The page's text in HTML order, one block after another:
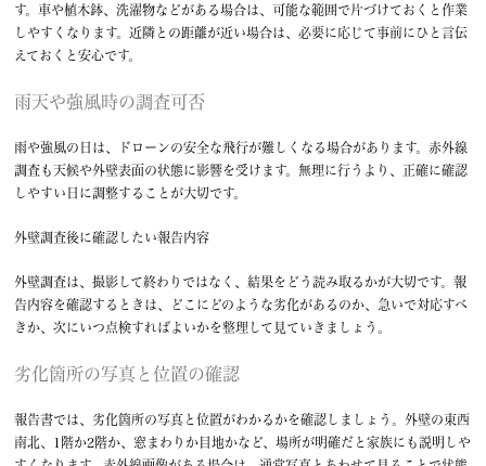
す。車や植木鉢、洗濯物などがある場合は、可能な範囲で片づけておくと作業
しやすくなります。近隣との距離が近い場合は、必要に応じて事前にひと言伝
えておくと安心です。
雨天や強風時の調査可否
雨や強風の日は、ドローンの安全な飛行が難しくなる場合があります。赤外線
調査も天候や外壁表面の状態に影響を受けます。無理に行うより、正確に確認
しやすい日に調整することが大切です。
外壁調査後に確認したい報告内容
外壁調査は、撮影して終わりではなく、結果をどう読み取るかが大切です。報
告内容を確認するときは、どこにどのような劣化があるのか、急いで対応すべ
きか、次にいつ点検すればよいかを整理して見ていきましょう。
劣化箇所の写真と位置の確認
報告書では、劣化箇所の写真と位置がわかるかを確認しましょう。外壁の東西
南北、1階か2階か、窓まわりか目地かなど、場所が明確だと家族にも説明しや